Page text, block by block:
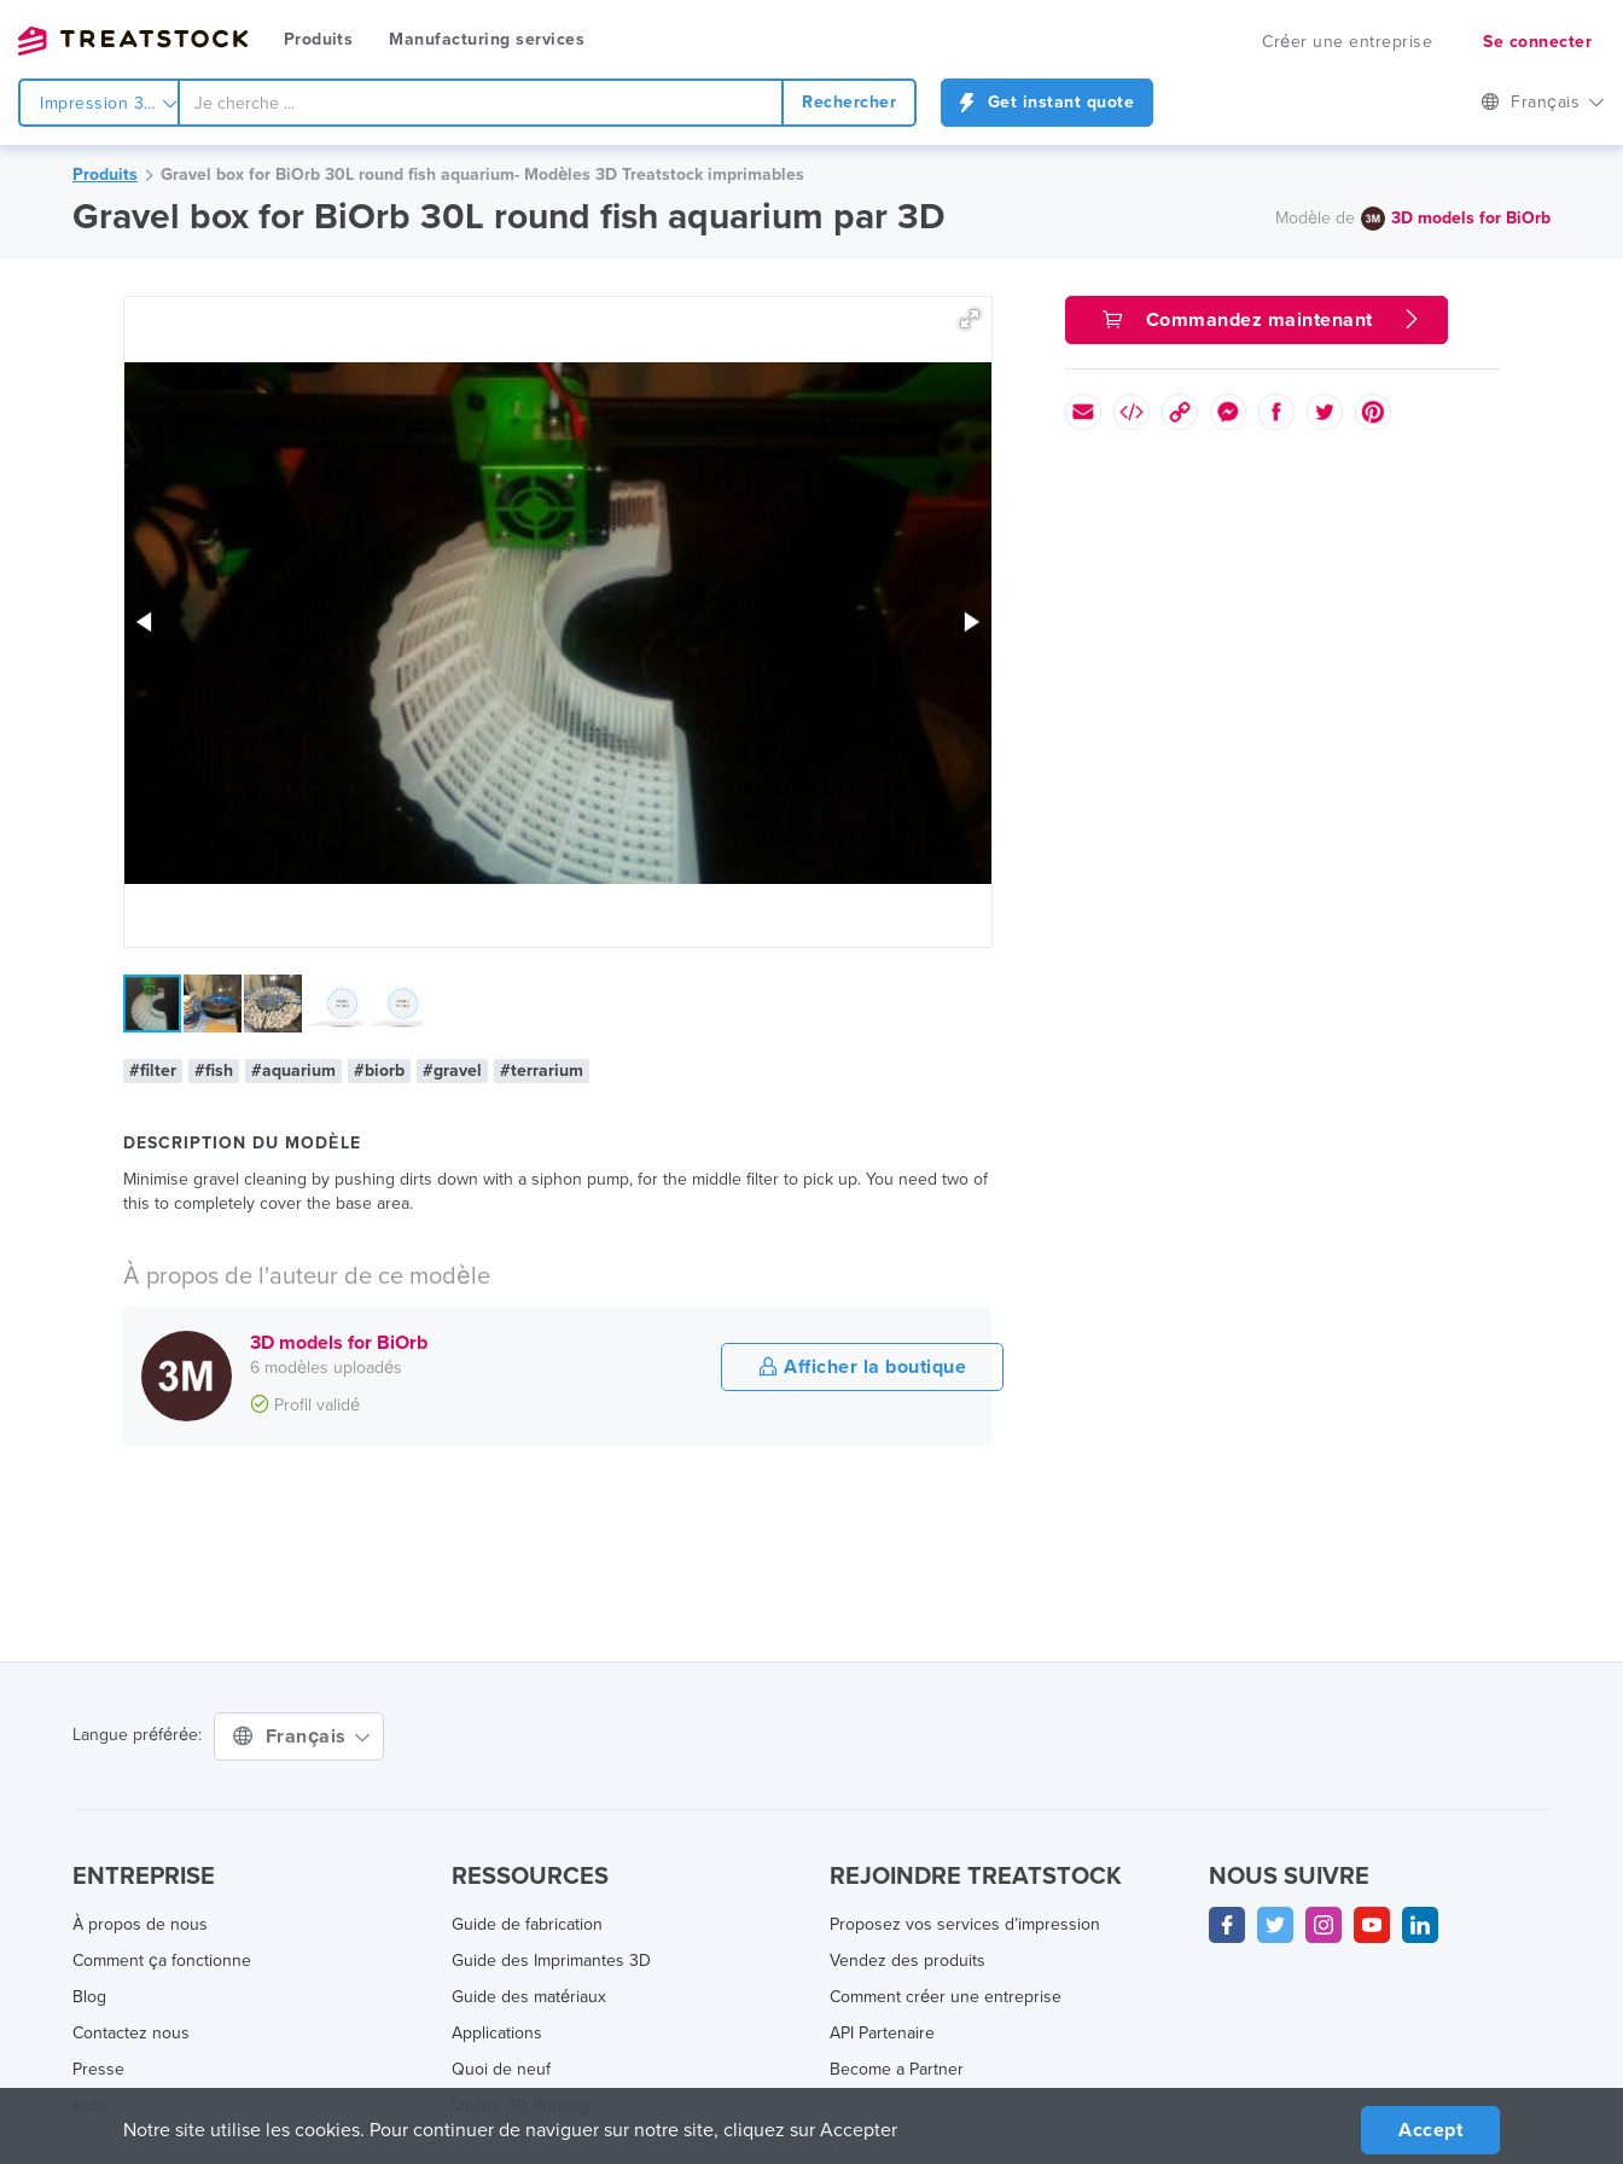
Produits Manufacturing services Créer une entreprise Se connecter
Impression 3d Rechercher Get instant quote Français
Produits Gravel box for BiOrb 30L round fish aquarium- Modèles 3D Treatstock imprimables
Gravel box for BiOrb 30L round fish aquarium par 3D Modèle de 3D models for BiOrb
#filter #fish #aquarium #biorb #gravel #terrarium
Commandez maintenant
DESCRIPTION DU MODÈLE
Minimise gravel cleaning by pushing dirts down with a siphon pump, for the middle filter to pick up. You need two of
this to completely cover the base area.
À propos de l'auteur de ce modèle
3D models for BiOrb
6 modèles uploadés
Profil validé
Afficher la boutique
Langue préférée: Français
ENTREPRISE
À propos de nous
Comment ça fonctionne
Blog
Contactez nous
Presse
RESSOURCES
Guide de fabrication
Guide des Imprimantes 3D
Guide des matériaux
Applications
Quoi de neuf
REJOINDRE TREATSTOCK
Proposez vos services d’impression
Vendez des produits
Comment créer une entreprise
API Partenaire
Become a Partner
NOUS SUIVRE
Notre site utilise les cookies. Pour continuer de naviguer sur notre site, cliquez sur Accepter Accept